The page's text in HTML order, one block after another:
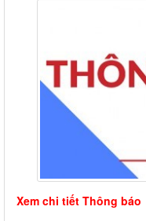
Xem chi tiết Thông báo